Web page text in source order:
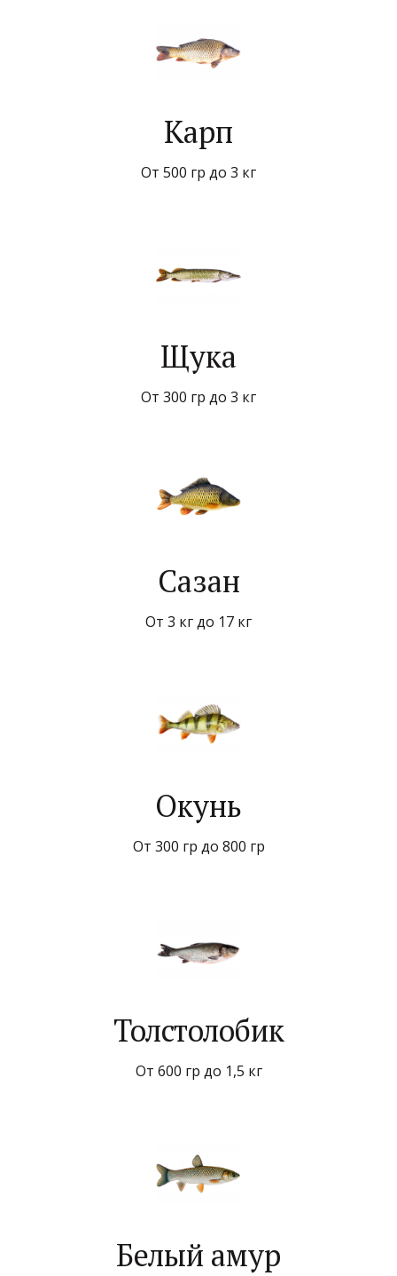
Карп
От 500 гр до 3 кг
Щука
От 300 гр до 3 кг
Сазан
От 3 кг до 17 кг
Окунь
От 300 гр до 800 гр
Толстолобик
От 600 гр до 1,5 кг
Белый амур